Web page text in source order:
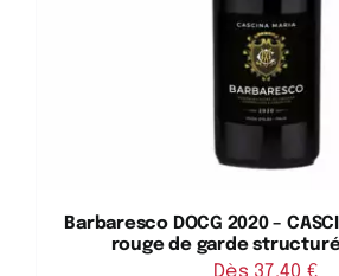
Barbaresco DOCG 2020 –
rouge de garde